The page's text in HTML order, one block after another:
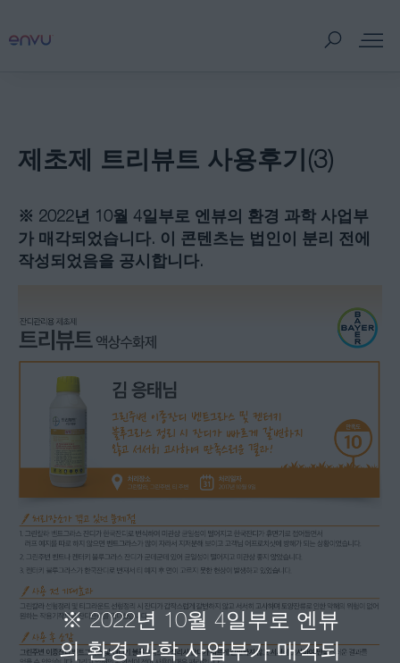
회사소개
고객 문의
뉴스 레터
사이트맵
판매처
병해충 정보
홍보자료
잔디 이야기
제초제 트리뷰트 사용후기(3)
※ 2022년 10월 4일부로 엔뷰의 환경 과학 사업부
가 매각되었습니다. 이 콘텐츠는 법인이 분리 전에
작성되었음을 공시합니다.
※ 2022년 10월 4일부로 엔뷰
의 환경 과학 사업부가 매각되